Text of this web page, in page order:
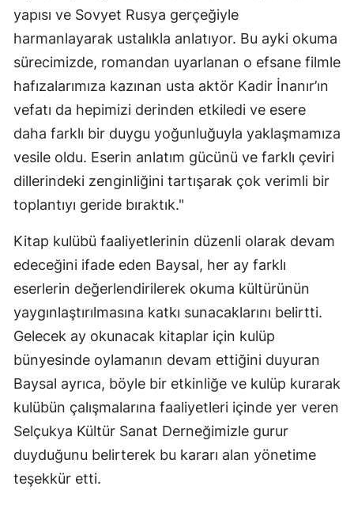
Kütahya
Malatya
Manisa
Kahramanmaraş
Mardin
Muş
Nevşehir
Niğde
Ordu
Rize
Samsun
Siirt
yapısı ve Sovyet Rusya gerçeğiyle
harmanlayarak ustalıkla anlatıyor. Bu ayki okuma
sürecimizde, romandan uyarlanan o efsane filmle
hafızalarımıza kazınan usta aktör Kadir İnanır’ın
vefatı da hepimizi derinden etkiledi ve esere
daha farklı bir duygu yoğunluğuyla yaklaşmamıza
vesile oldu. Eserin anlatım gücünü ve farklı çeviri
dillerindeki zenginliğini tartışarak çok verimli bir
toplantıyı geride bıraktık."
​Kitap kulübü faaliyetlerinin düzenli olarak devam
edeceğini ifade eden Baysal, her ay farklı
eserlerin değerlendirilerek okuma kültürünün
yaygınlaştırılmasına katkı sunacaklarını belirtti.
Gelecek ay okunacak kitaplar için kulüp
bünyesinde oylamanın devam ettiğini duyuran
Baysal ayrıca, böyle bir etkinliğe ve kulüp kurarak
kulübün çalışmalarına faaliyetleri içinde yer veren
Selçukya Kültür Sanat Derneğimizle gurur
duyduğunu belirterek bu kararı alan yönetime
teşekkür etti.